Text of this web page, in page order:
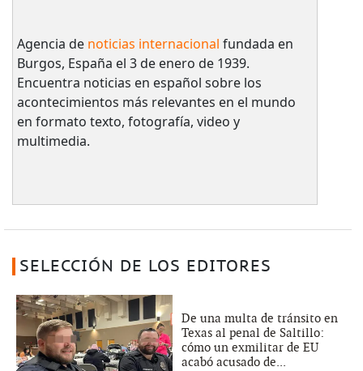
Agencia de noticias internacional fundada en
Burgos, España el 3 de enero de 1939.
Encuentra noticias en español sobre los
acontecimientos más relevantes en el mundo
en formato texto, fotografía, video y
multimedia.
SELECCIÓN DE LOS EDITORES
De una multa de tránsito en
Texas al penal de Saltillo:
cómo un exmilitar de EU
acabó acusado de...